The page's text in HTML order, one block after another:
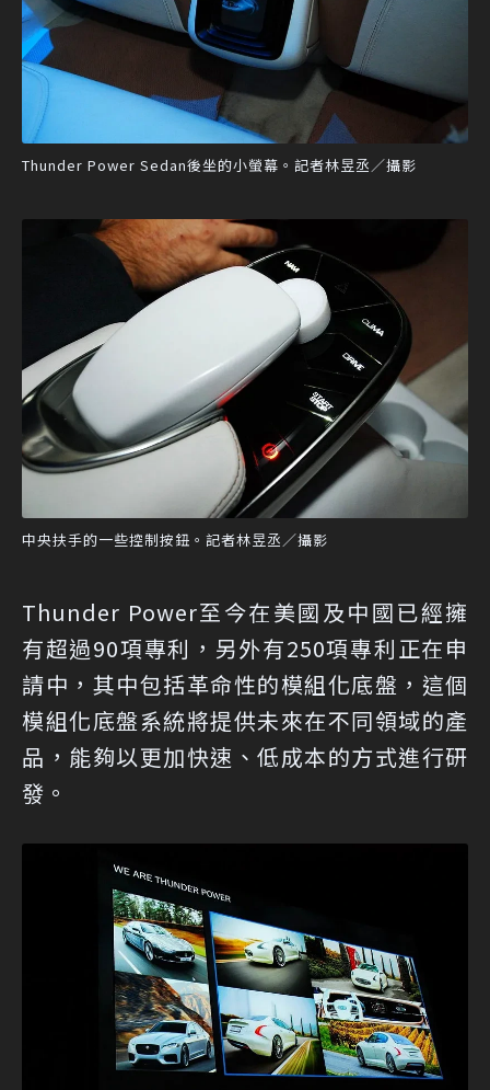
Thunder Power Sedan後坐的小螢幕。記者林昱丞／攝影
中央扶手的一些控制按鈕。記者林昱丞／攝影
Thunder Power至今在美國及中國已經擁
有超過90項專利，另外有250項專利正在申
請中，其中包括革命性的模組化底盤，這個
模組化底盤系統將提供未來在不同領域的產
品，能夠以更加快速、低成本的方式進行研
發。